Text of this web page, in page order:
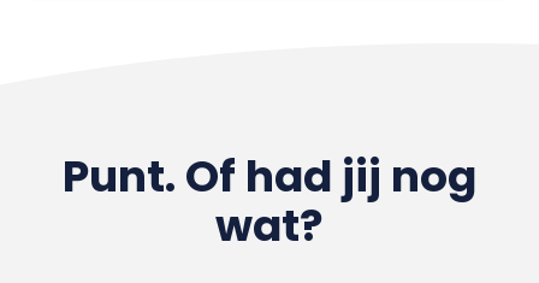
Punt. Of had jij nog
wat?